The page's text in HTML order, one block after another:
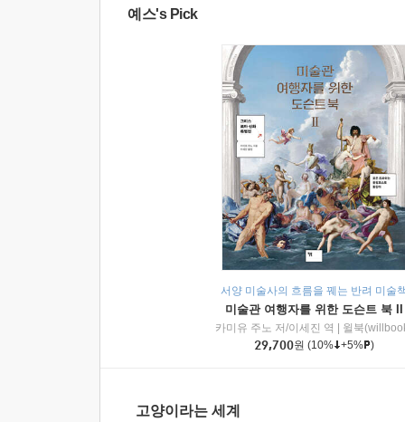
예스's Pick
서양 미술사의 흐름을 꿰는 반려 미술
미술관 여행자를 위한 도슨트 북 II
카미유 주노 저/이세진 역
윌북
29,700원 (10% +5% )
고양이라는 세계